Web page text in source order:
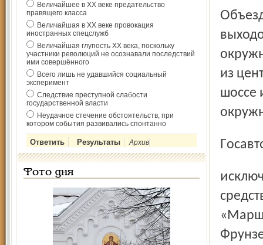
Величайшее в ХХ веке предательство
правящего класса
Величайшая в ХХ веке провокация
иностранных спецслужб
Величайшая глупость ХХ века, поскольку
участники революций не осознавали последствий
ими совершённого
Всего лишь не удавшийся социальный
эксперимент
Следствие преступной слабости
государственной власти
Неудачное стечение обстоятельств, при
котором события развивались спонтанно
Архив
Фото дня
Объезд возможен по Суздальскому шоссе с дальнейшим
из
шоссе
исключить случаи стоянки и остановки транспортных